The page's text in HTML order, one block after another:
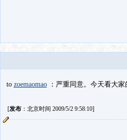
to zoemaomao：严重同意。今天看大家
[发布：北京时间 2009/5/2 9:58:10]